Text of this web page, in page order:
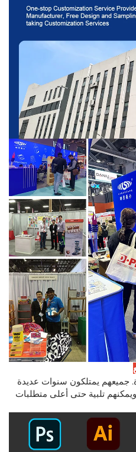
يمتلكون سنوات عديدة
تلبية حتى أعلى متطلبات